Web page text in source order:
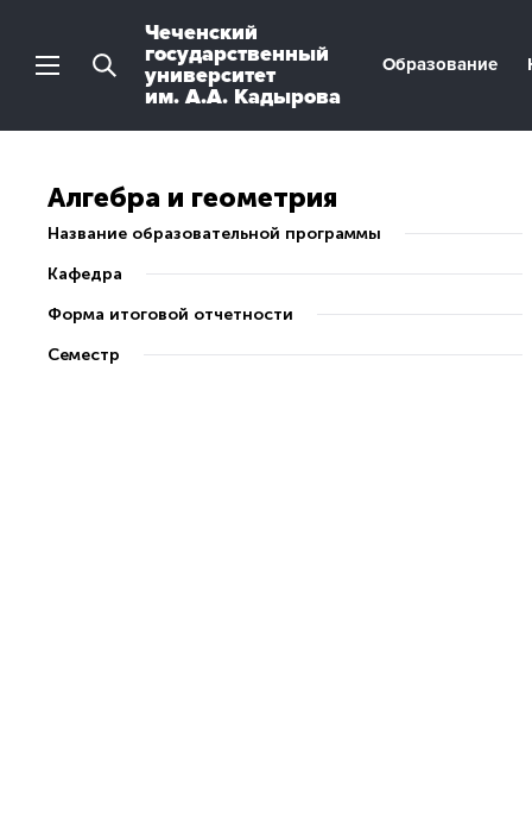
Чеченский
государственный
университет
им. А.А. Кадырова
Образование
Алгебра и геометрия
Название образовательной программы
Кафедра
Форма итоговой отчетности
Семестр